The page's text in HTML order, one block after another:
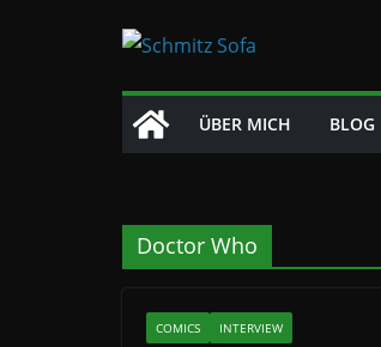
ÜBER MICH BLOG
Doctor Who
COMICS INTERVIEW